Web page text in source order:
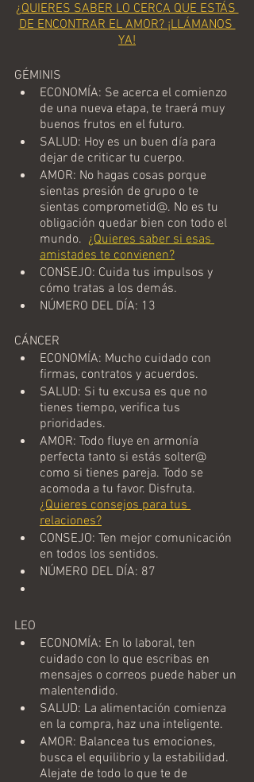
¿QUIERES SABER LO CERCA QUE ESTÁS
DE ENCONTRAR EL AMOR? ¡LLÁMANOS
YA!
GÉMINIS
ECONOMÍA: Se acerca el comienzo
de una nueva etapa, te traerá muy
buenos frutos en el futuro.
SALUD: Hoy es un buen día para
dejar de criticar tu cuerpo.
AMOR: No hagas cosas porque
sientas presión de grupo o te
sientas comprometid@. No es tu
obligación quedar bien con todo el
mundo. ¿Quieres saber si esas
amistades te convienen?
CONSEJO: Cuida tus impulsos y
cómo tratas a los demás.
NÚMERO DEL DÍA: 13
CÁNCER
ECONOMÍA: Mucho cuidado con
firmas, contratos y acuerdos.
SALUD: Si tu excusa es que no
tienes tiempo, verifica tus
prioridades.
AMOR: Todo fluye en armonía
perfecta tanto si estás solter@
como si tienes pareja. Todo se
acomoda a tu favor. Disfruta.
¿Quieres consejos para tus
relaciones?
CONSEJO: Ten mejor comunicación
en todos los sentidos.
NÚMERO DEL DÍA: 87
LEO
ECONOMÍA: En lo laboral, ten
cuidado con lo que escribas en
mensajes o correos puede haber un
malentendido.
SALUD: La alimentación comienza
en la compra, haz una inteligente.
AMOR: Balancea tus emociones,
busca el equilibrio y la estabilidad.
Alejate de todo lo que te de